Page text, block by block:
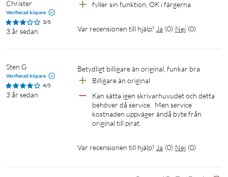
Christer
Verifierad köpare
3/5
3 år sedan
fyller sin funktion, OK i färgerna
Var recensionen till hjälp? Ja (0) Nej (0)
Sten G
Verifierad köpare
4/5
3 år sedan
Betydligt billigare än original, funkar bra
Billigare än original
Kan sätta igen skrivarhuvudet och detta
behöver då service.  Men service
kostnaden uppväger ändå byte från
original till pirat.
Var recensionen till hjälp? Ja (0) Nej (0)